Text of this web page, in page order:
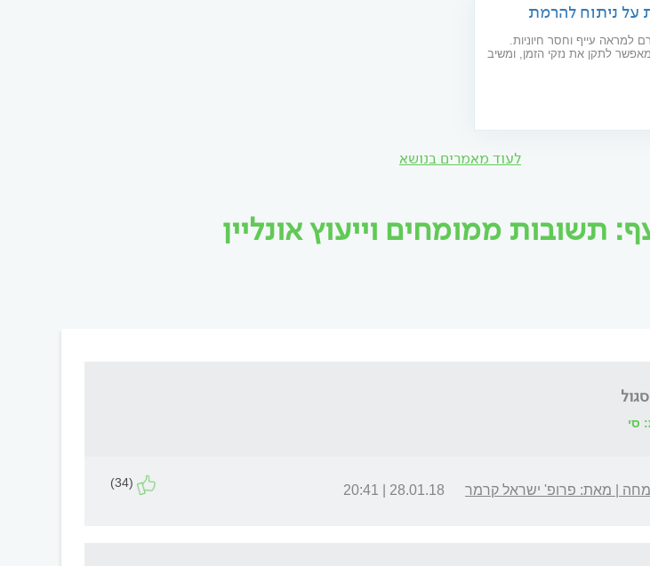
על ניתוח להרמת
למראה עייף וחסר חיוניות.
לתקן את נזקי הזמן, ומשיב
לעוד מאמרים בנושא
תשובות ממומחים וייעוץ אונליין
| מאת: פרופ' ישראל קרמר 28.01.18 | 20:41
(34)